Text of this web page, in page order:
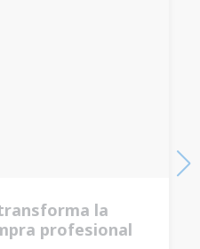
la
profesional